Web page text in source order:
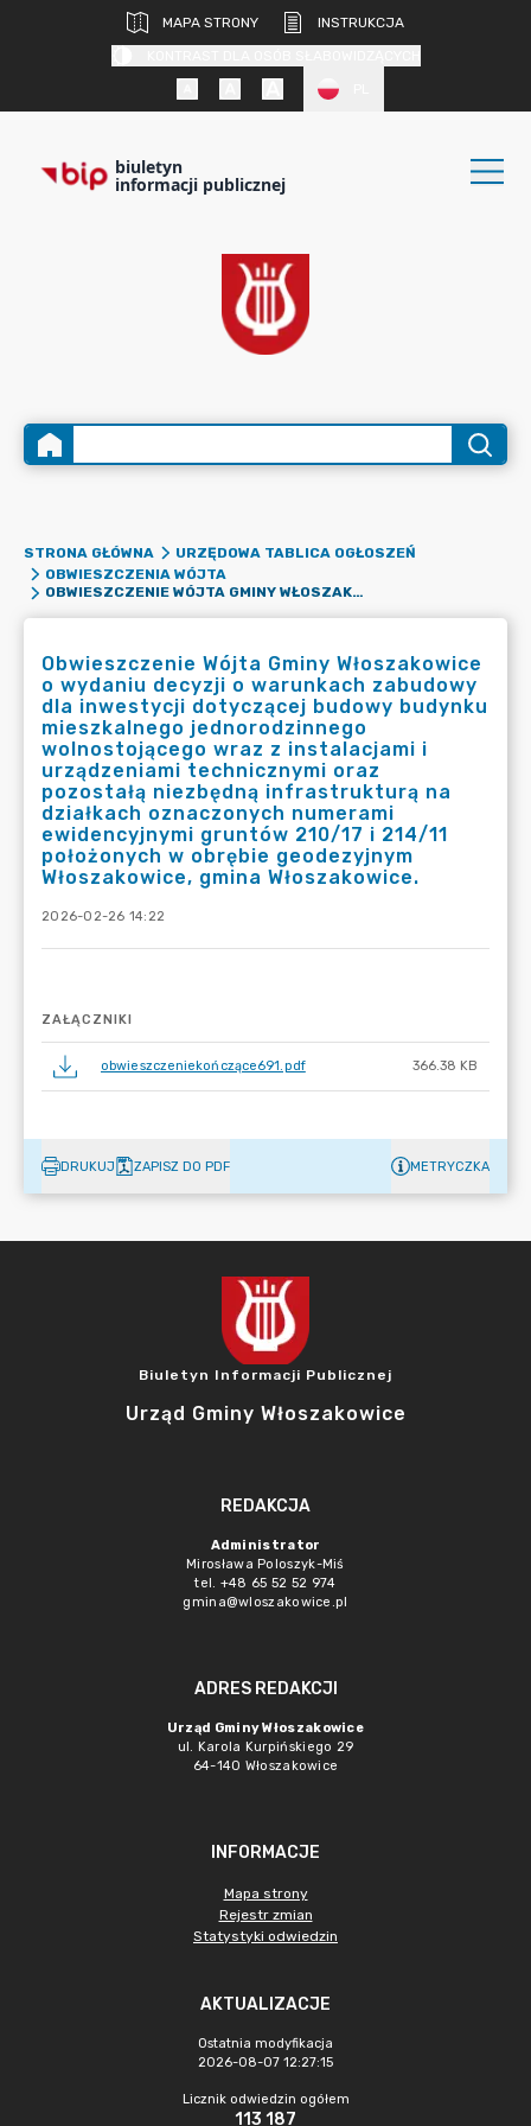
MAPA STRONY
INSTRUKCJA
biuletyn
informacji publicznej
STRONA GŁÓWNA
URZĘDOWA TABLICA OGŁOSZEŃ
OBWIESZCZENIA WÓJTA
OBWIESZCZENIE WÓJTA GMINY WŁOSZAKOWICE O WYDANIU DECYZJI O WARUNKACH ZABUDOWY DLA INWESTYCJI DOTYCZĄCEJ BUDOWY BUDYNKU MIESZKALNEGO JEDNORODZINNEGO WOLNOSTOJĄCEGO WRAZ Z INSTALACJAMI I URZĄDZENIAMI TECHNICZNYMI ORAZ POZOSTAŁĄ NIEZBĘDNĄ INFRASTRUKTURĄ NA DZIAŁKACH OZNACZONYCH NUMERAMI EWIDENCYJNYMI GRUNTÓW 210/17 I 214/11 POŁOŻONYCH W OBRĘBIE GEODEZYJNYM WŁOSZAKOWICE, GMINA WŁOSZAKOWICE.
Obwieszczenie Wójta Gminy Włoszakowice
o wydaniu decyzji o warunkach zabudowy
dla inwestycji dotyczącej budowy budynku
mieszkalnego jednorodzinnego
wolnostojącego wraz z instalacjami i
urządzeniami technicznymi oraz
pozostałą niezbędną infrastrukturą na
działkach oznaczonych numerami
ewidencyjnymi gruntów 210/17 i 214/11
położonych w obrębie geodezyjnym
Włoszakowice, gmina Włoszakowice.
2026-02-26 14:22
ZAŁĄCZNIKI
obwieszczeniekończące691.pdf 366.38 KB
DRUKUJ ZAPISZ DO PDF METRYCZKA
Biuletyn Informacji Publicznej
Urząd Gminy Włoszakowice
REDAKCJA
Administrator
Mirosława Poloszyk-Miś
tel. +48 65 52 52 974
gmina@wloszakowice.pl
ADRES REDAKCJI
Urząd Gminy Włoszakowice
ul. Karola Kurpińskiego 29
64-140 Włoszakowice
INFORMACJE
Mapa strony
Rejestr zmian
Statystyki odwiedzin
AKTUALIZACJE
Ostatnia modyfikacja
2026-08-07 12:27:15
Licznik odwiedzin ogółem
113 187